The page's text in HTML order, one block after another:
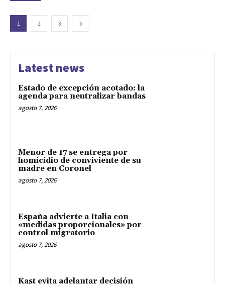
1 2 3
Latest news
Estado de excepción acotado: la
agenda para neutralizar bandas
agosto 7, 2026
Menor de 17 se entrega por
homicidio de conviviente de su
madre en Coronel
agosto 7, 2026
España advierte a Italia con
«medidas proporcionales» por
control migratorio
agosto 7, 2026
Kast evita adelantar decisión